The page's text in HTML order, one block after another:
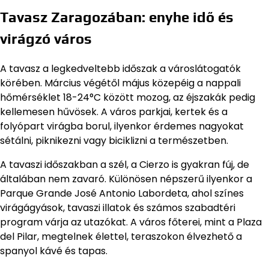
Tavasz Zaragozában: enyhe idő és
virágzó város
A tavasz a legkedveltebb időszak a városlátogatók
körében. Március végétől május közepéig a nappali
hőmérséklet 18-24°C között mozog, az éjszakák pedig
kellemesen hűvösek. A város parkjai, kertek és a
folyópart virágba borul, ilyenkor érdemes nagyokat
sétálni, piknikezni vagy biciklizni a természetben.
A tavaszi időszakban a szél, a Cierzo is gyakran fúj, de
általában nem zavaró. Különösen népszerű ilyenkor a
Parque Grande José Antonio Labordeta, ahol színes
virágágyások, tavaszi illatok és számos szabadtéri
program várja az utazókat. A város főterei, mint a Plaza
del Pilar, megtelnek élettel, teraszokon élvezhető a
spanyol kávé és tapas.